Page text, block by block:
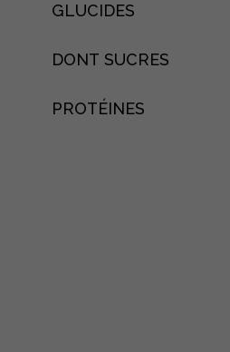
GLUCIDES
DONT SUCRES
PROTÉINES